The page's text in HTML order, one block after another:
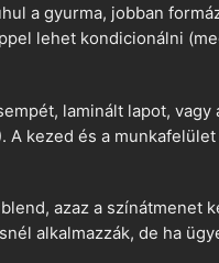
a gyurma, jobban
lehet kondicionálni
laminált lapot,
A kezed és a
azaz a
alkalmazzák, de ha